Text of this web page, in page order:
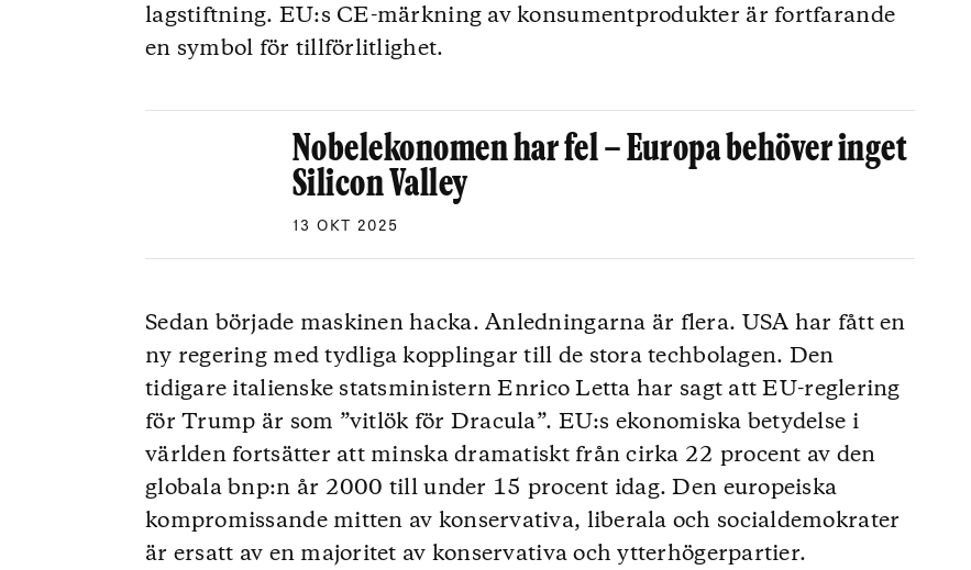
lagstiftning. EU:s CE-märkning av konsumentprodukter är fortfarande
en symbol för tillförlitlighet.
Nobelekonomen har fel – Europa behöver inget
Silicon Valley
13 OKT 2025
Sedan började maskinen hacka. Anledningarna är flera. USA har fått en
ny regering med tydliga kopplingar till de stora techbolagen. Den
tidigare italienske statsministern Enrico Letta har sagt att EU-reglering
för Trump är som ”vitlök för Dracula”. EU:s ekonomiska betydelse i
världen fortsätter att minska dramatiskt från cirka 22 procent av den
globala bnp:n år 2000 till under 15 procent idag. Den europeiska
kompromissande mitten av konservativa, liberala och socialdemokrater
är ersatt av en majoritet av konservativa och ytterhögerpartier.